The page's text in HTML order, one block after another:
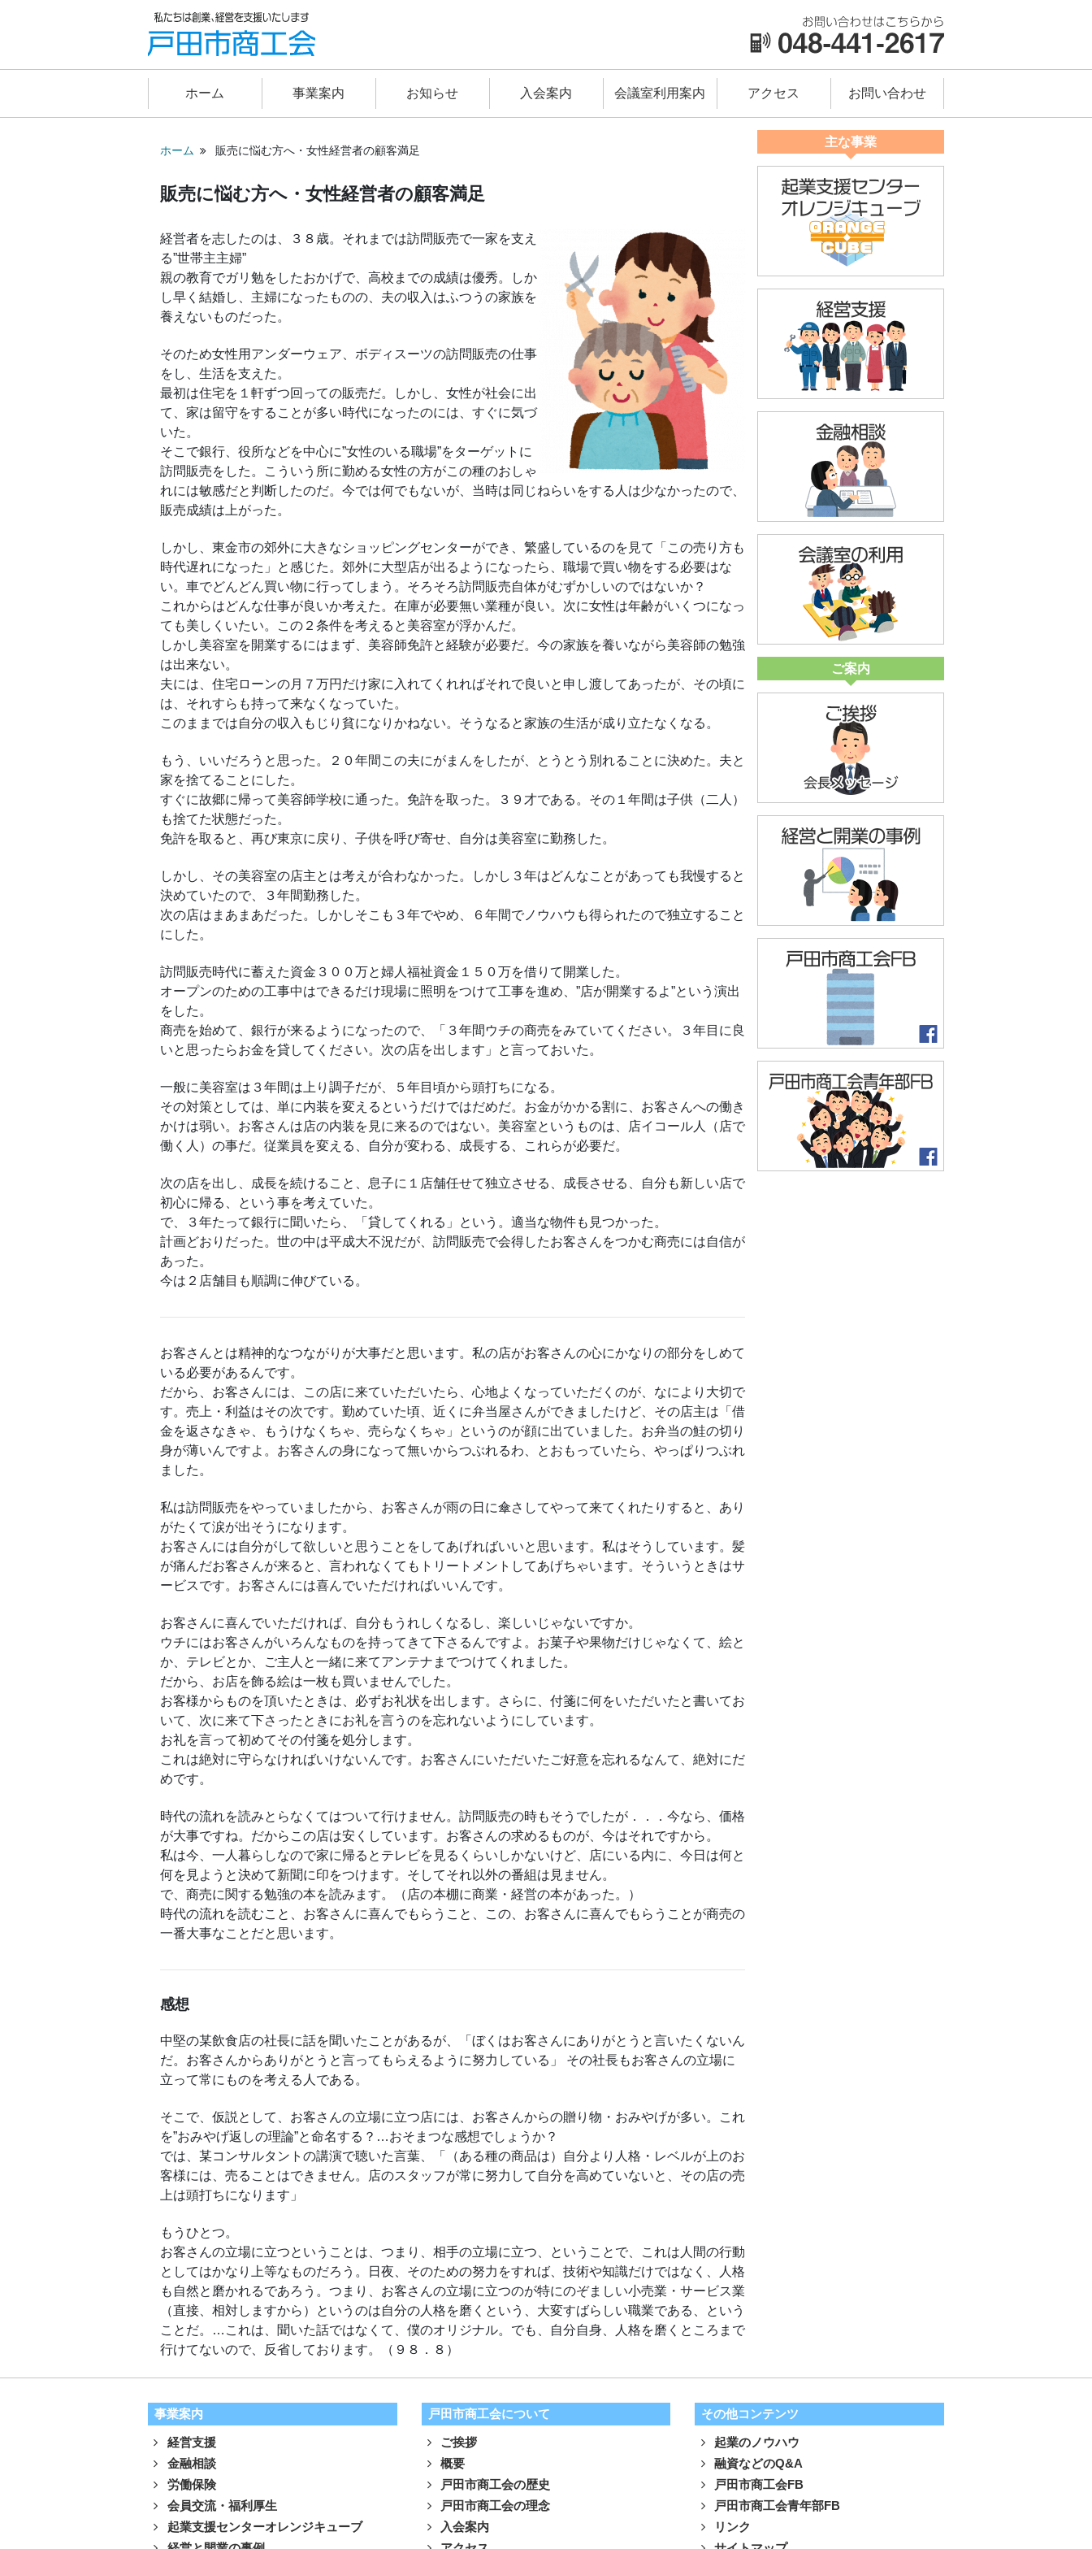
ホーム 事業案内 お知らせ 入会案内 会議室利用案内 アクセス お問い合わせ
ホーム 販売に悩む方へ・女性経営者の顧客満足
販売に悩む方へ・女性経営者の顧客満足
経営者を志したのは、３８歳。それまでは訪問販売で一家を支え
る”世帯主主婦”
親の教育でガリ勉をしたおかげで、高校までの成績は優秀。しか
し早く結婚し、主婦になったものの、夫の収入はふつうの家族を
養えないものだった。
そのため女性用アンダーウェア、ボディスーツの訪問販売の仕事
をし、生活を支えた。
最初は住宅を１軒ずつ回っての販売だ。しかし、女性が社会に出
て、家は留守をすることが多い時代になったのには、すぐに気づ
いた。
そこで銀行、役所などを中心に”女性のいる職場”をターゲットに
訪問販売をした。こういう所に勤める女性の方がこの種のおしゃ
れには敏感だと判断したのだ。今では何でもないが、当時は同じねらいをする人は少なかったので、
販売成績は上がった。
しかし、東金市の郊外に大きなショッピングセンターができ、繁盛しているのを見て「この売り方も
時代遅れになった」と感じた。郊外に大型店が出るようになったら、職場で買い物をする必要はな
い。車でどんどん買い物に行ってしまう。そろそろ訪問販売自体がむずかしいのではないか？
これからはどんな仕事が良いか考えた。在庫が必要無い業種が良い。次に女性は年齢がいくつになっ
ても美しくいたい。この２条件を考えると美容室が浮かんだ。
しかし美容室を開業するにはまず、美容師免許と経験が必要だ。今の家族を養いながら美容師の勉強
は出来ない。
夫には、住宅ローンの月７万円だけ家に入れてくれればそれで良いと申し渡してあったが、その頃に
は、それすらも持って来なくなっていた。
このままでは自分の収入もじり貧になりかねない。そうなると家族の生活が成り立たなくなる。
もう、いいだろうと思った。２０年間この夫にがまんをしたが、とうとう別れることに決めた。夫と
家を捨てることにした。
すぐに故郷に帰って美容師学校に通った。免許を取った。３９才である。その１年間は子供（二人）
も捨てた状態だった。
免許を取ると、再び東京に戻り、子供を呼び寄せ、自分は美容室に勤務した。
しかし、その美容室の店主とは考えが合わなかった。しかし３年はどんなことがあっても我慢すると
決めていたので、３年間勤務した。
次の店はまあまあだった。しかしそこも３年でやめ、６年間でノウハウも得られたので独立すること
にした。
訪問販売時代に蓄えた資金３００万と婦人福祉資金１５０万を借りて開業した。
オープンのための工事中はできるだけ現場に照明をつけて工事を進め、”店が開業するよ”という演出
をした。
商売を始めて、銀行が来るようになったので、「３年間ウチの商売をみていてください。３年目に良
いと思ったらお金を貸してください。次の店を出します」と言っておいた。
一般に美容室は３年間は上り調子だが、５年目頃から頭打ちになる。
その対策としては、単に内装を変えるというだけではだめだ。お金がかかる割に、お客さんへの働き
かけは弱い。お客さんは店の内装を見に来るのではない。美容室というものは、店イコール人（店で
働く人）の事だ。従業員を変える、自分が変わる、成長する、これらが必要だ。
次の店を出し、成長を続けること、息子に１店舗任せて独立させる、成長させる、自分も新しい店で
初心に帰る、という事を考えていた。
で、３年たって銀行に聞いたら、「貸してくれる」という。適当な物件も見つかった。
計画どおりだった。世の中は平成大不況だが、訪問販売で会得したお客さんをつかむ商売には自信が
あった。
今は２店舗目も順調に伸びている。
お客さんとは精神的なつながりが大事だと思います。私の店がお客さんの心にかなりの部分をしめて
いる必要があるんです。
だから、お客さんには、この店に来ていただいたら、心地よくなっていただくのが、なにより大切で
す。売上・利益はその次です。勤めていた頃、近くに弁当屋さんができましたけど、その店主は「借
金を返さなきゃ、もうけなくちゃ、売らなくちゃ」というのが顔に出ていました。お弁当の鮭の切り
身が薄いんですよ。お客さんの身になって無いからつぶれるわ、とおもっていたら、やっぱりつぶれ
ました。
私は訪問販売をやっていましたから、お客さんが雨の日に傘さしてやって来てくれたりすると、あり
がたくて涙が出そうになります。
お客さんには自分がして欲しいと思うことをしてあげればいいと思います。私はそうしています。髪
が痛んだお客さんが来ると、言われなくてもトリートメントしてあげちゃいます。そういうときはサ
ービスです。お客さんには喜んでいただければいいんです。
お客さんに喜んでいただければ、自分もうれしくなるし、楽しいじゃないですか。
ウチにはお客さんがいろんなものを持ってきて下さるんですよ。お菓子や果物だけじゃなくて、絵と
か、テレビとか、ご主人と一緒に来てアンテナまでつけてくれました。
だから、お店を飾る絵は一枚も買いませんでした。
お客様からものを頂いたときは、必ずお礼状を出します。さらに、付箋に何をいただいたと書いてお
いて、次に来て下さったときにお礼を言うのを忘れないようにしています。
お礼を言って初めてその付箋を処分します。
これは絶対に守らなければいけないんです。お客さんにいただいたご好意を忘れるなんて、絶対にだ
めです。
時代の流れを読みとらなくてはついて行けません。訪問販売の時もそうでしたが．．．今なら、価格
が大事ですね。だからこの店は安くしています。お客さんの求めるものが、今はそれですから。
私は今、一人暮らしなので家に帰るとテレビを見るくらいしかないけど、店にいる内に、今日は何と
何を見ようと決めて新聞に印をつけます。そしてそれ以外の番組は見ません。
で、商売に関する勉強の本を読みます。（店の本棚に商業・経営の本があった。）
時代の流れを読むこと、お客さんに喜んでもらうこと、この、お客さんに喜んでもらうことが商売の
一番大事なことだと思います。
感想
中堅の某飲食店の社長に話を聞いたことがあるが、「ぼくはお客さんにありがとうと言いたくないん
だ。お客さんからありがとうと言ってもらえるように努力している」 その社長もお客さんの立場に
立って常にものを考える人である。
そこで、仮説として、お客さんの立場に立つ店には、お客さんからの贈り物・おみやげが多い。これ
を”おみやげ返しの理論”と命名する？…おそまつな感想でしょうか？
では、某コンサルタントの講演で聴いた言葉、「（ある種の商品は）自分より人格・レベルが上のお
客様には、売ることはできません。店のスタッフが常に努力して自分を高めていないと、その店の売
上は頭打ちになります」
もうひとつ。
お客さんの立場に立つということは、つまり、相手の立場に立つ、ということで、これは人間の行動
としてはかなり上等なものだろう。日夜、そのための努力をすれば、技術や知識だけではなく、人格
も自然と磨かれるであろう。つまり、お客さんの立場に立つのが特にのぞましい小売業・サービス業
（直接、相対しますから）というのは自分の人格を磨くという、大変すばらしい職業である、という
ことだ。…これは、聞いた話ではなくて、僕のオリジナル。でも、自分自身、人格を磨くところまで
行けてないので、反省しております。（９８．８）
主な事業
ご案内
事業案内
経営支援
金融相談
労働保険
会員交流・福利厚生
起業支援センターオレンジキューブ
戸田市商工会について
ご挨拶
概要
戸田市商工会の歴史
戸田市商工会の理念
入会案内
その他コンテンツ
起業のノウハウ
融資などのQ&A
戸田市商工会FB
戸田市商工会青年部FB
リンク